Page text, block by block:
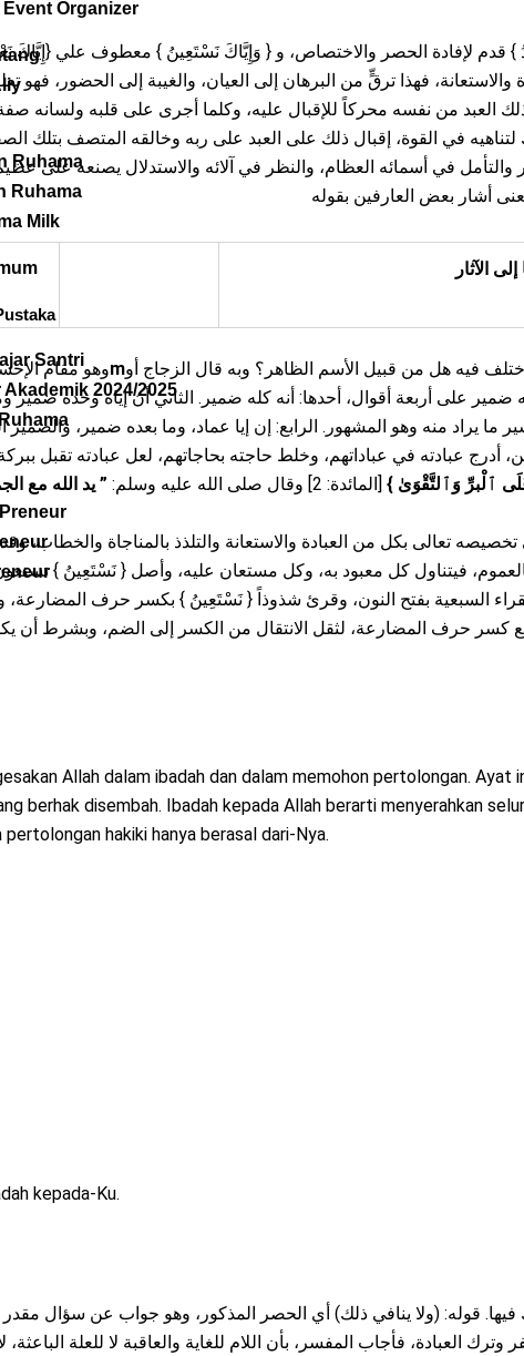
Event Organizer
Ruhama
Ruhama
Milk
Santri
Akademik 2024/2025
فهذا ترقٍّ من البرهان إلى العيان، والغيبة إلى الحضور، فهو
العبد من نفسه محركاً للإقبال عليه، وكلما أجرى على قلبه ولسانه
في القوة، إقبال ذلك على العبد على ربه وخالقه المتصف بتلك
في أسمائه العظام، والنظر في آلائه والاستدلال يصنعه على
الآثار
وهو مقامmفيه هل من قبيل الأسم الظاهر؟ وبه قال الزجاج أو
ضمير على أربعة أقوال، أحدها: أنه كله ضمير. الثاني أن إياه وحده
ما يراد منه وهو المشهور. الرابع: إن إيا عماد، وما بعده ضمير،
أدرج عبادته في عباداتهم، وخلط حاجته بحاجاتهم، لعل عبادته تقبل
ٱلْبرِّ وَٱلتَّقْوَىٰ } [المائدة: 2] وقال صلى الله عليه وسلم: ” يد الله مع
تعالى بكل من العبادة والاستعانة والتلذذ بالمناجاة والخطاب،
فيتناول كل معبود به، وكل مستعان عليه، وأصل { نَسْتَعِينُ }
والقراء السبعية بفتح النون، وقرئ شذوذاً { نَسْتَعِينُ } بكسر حرف
حرف المضارعة، لثقل الانتقال من الكسر إلى الضم، وبشرط أن
Allah dalam ibadah dan dalam memohon pertolongan. Ayat
berhak disembah. Ibadah kepada Allah berarti menyerahkan
hakiki hanya berasal dari-Nya.
kepada-Ku.
فيها. قوله: (ولا ينافي ذلك) أي الحصر المذكور، وهو جواب عن سؤال
العبادة، فأجاب المفسر، بأن اللام للغاية والعاقبة لا للعلة